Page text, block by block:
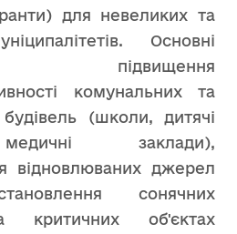
для невеликих та
Основні
підвищення
комунальних та
(школи, дитячі
заклади),
відновлюваних джерел
сонячних
критичних об'єктах